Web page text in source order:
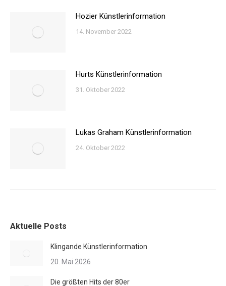
Hozier Künstlerinformation
14. November 2022
Hurts Künstlerinformation
31. Oktober 2022
Lukas Graham Künstlerinformation
24. Oktober 2022
Aktuelle Posts
Klingande Künstlerinformation
20. Mai 2026
Die größten Hits der 80er